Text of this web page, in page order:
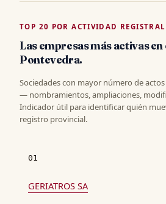
TOP 20 POR ACTIVIDAD REGISTRAL
Las empresas más activas en
Pontevedra.
Sociedades con mayor número de
— nombramientos, ampliaciones,
Indicador útil para identificar quién
registro provincial.
01
GERIATROS SA